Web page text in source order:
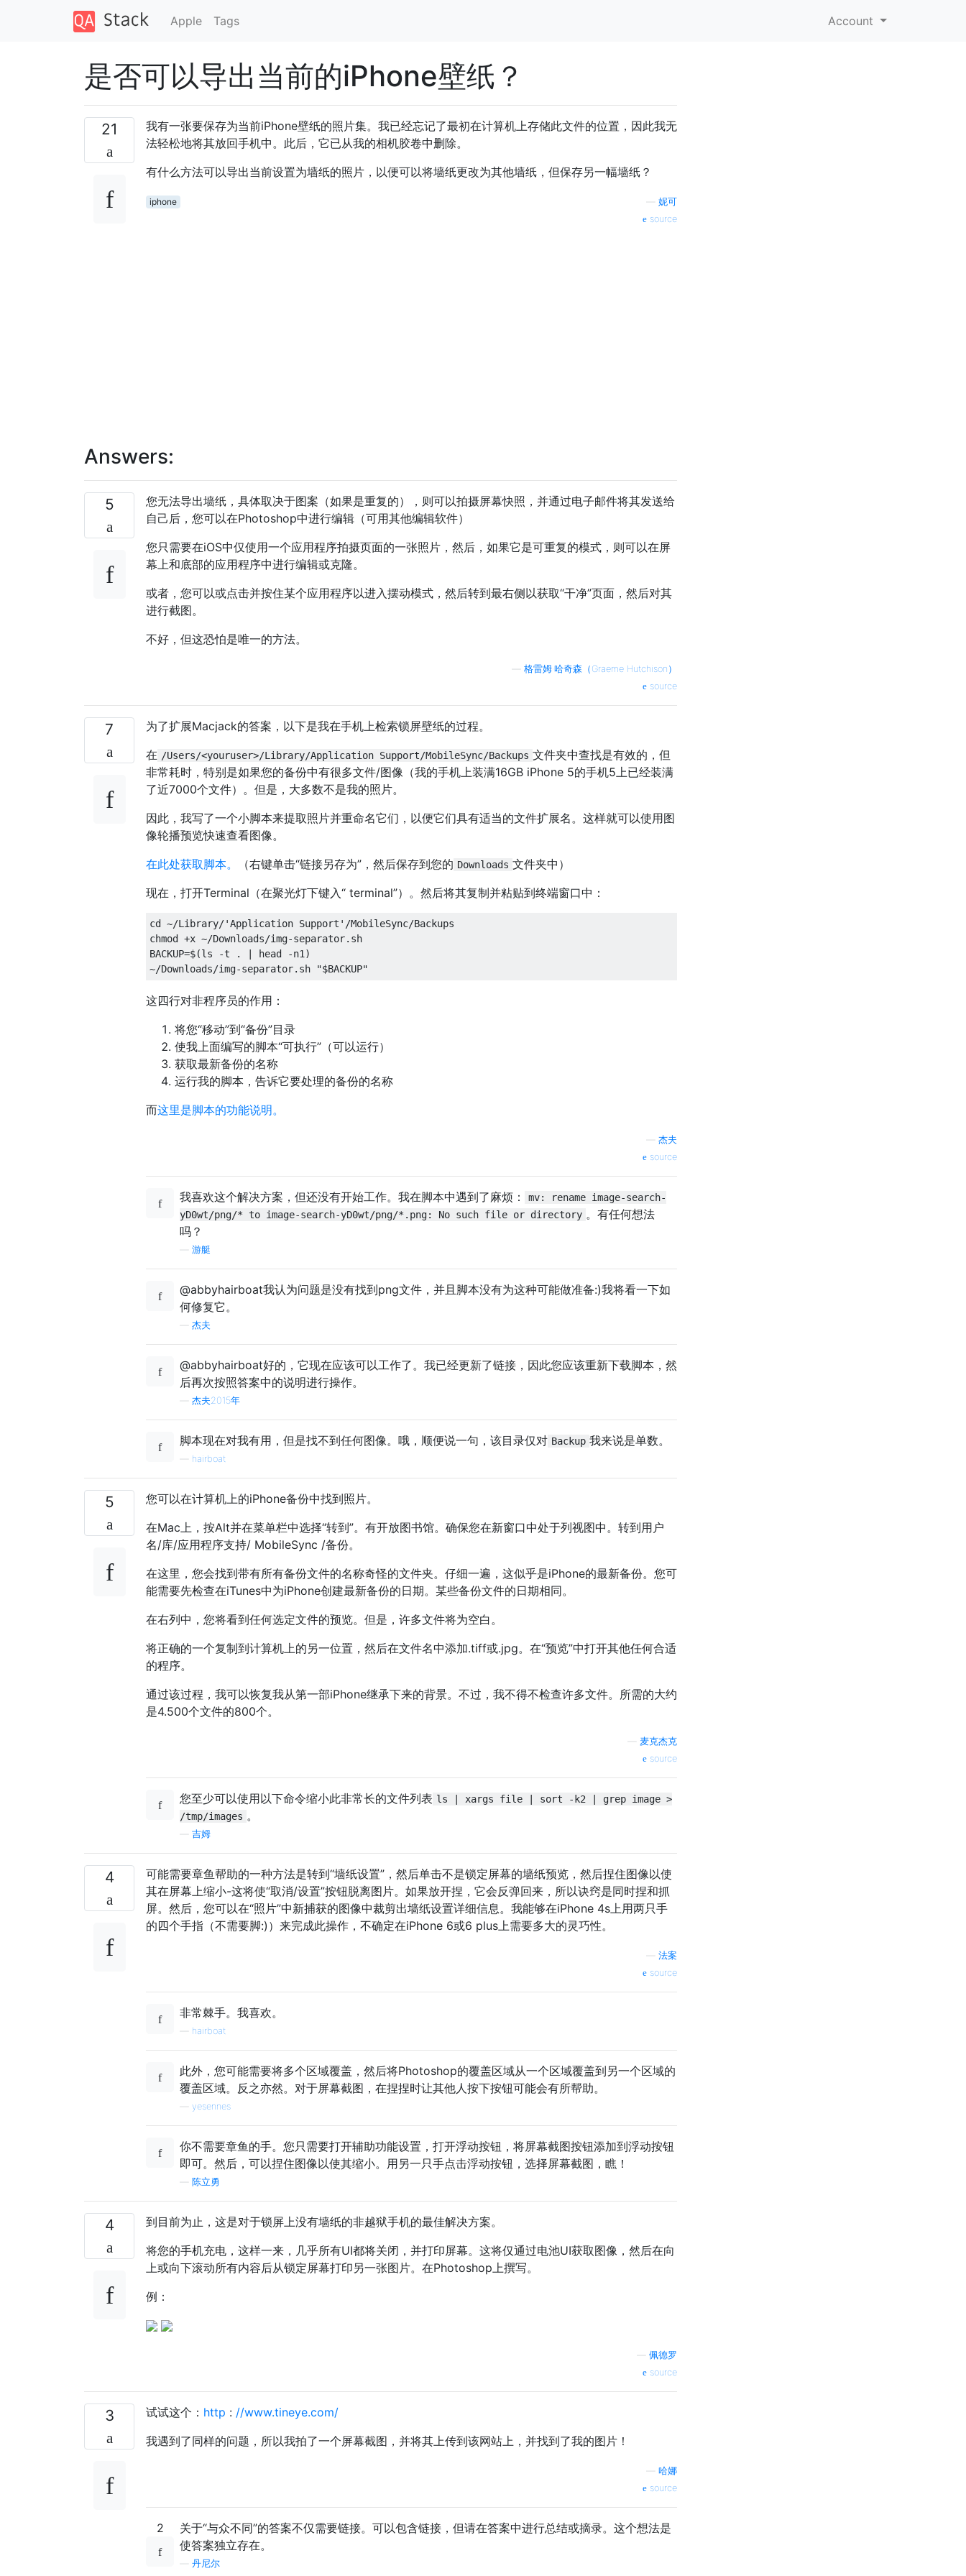
Apple Tags Account
是否可以导出当前的iPhone壁纸？
21
我有一张要保存为当前iPhone壁纸的照片集。我已经忘记了最初在计算机上存储此文件的位置，因此我无
法轻松地将其放回手机中。此后，它已从我的相机胶卷中删除。
有什么方法可以导出当前设置为墙纸的照片，以便可以将墙纸更改为其他墙纸，但保存另一幅墙纸？
iphone
妮可
source
Answers:
5
您无法导出墙纸，具体取决于图案（如果是重复的），则可以拍摄屏幕快照，并通过电子邮件将其发送给
自己后，您可以在Photoshop中进行编辑（可用其他编辑软件）
您只需要在iOS中仅使用一个应用程序拍摄页面的一张照片，然后，如果它是可重复的模式，则可以在屏
幕上和底部的应用程序中进行编辑或克隆。
或者，您可以或点击并按住某个应用程序以进入摆动模式，然后转到最右侧以获取“干净”页面，然后对其
进行截图。
不好，但这恐怕是唯一的方法。
格雷姆·哈奇森（Graeme Hutchison）
source
7
为了扩展Macjack的答案，以下是我在手机上检索锁屏壁纸的过程。
在 /Users/<youruser>/Library/Application Support/MobileSync/Backups 文件夹中查找是有效的，但
非常耗时，特别是如果您的备份中有很多文件/图像（我的手机上装满16GB iPhone 5的手机5上已经装满
了近7000个文件）。但是，大多数不是我的照片。
因此，我写了一个小脚本来提取照片并重命名它们，以便它们具有适当的文件扩展名。这样就可以使用图
像轮播预览快速查看图像。
在此处获取脚本。
（右键单击“链接另存为”，然后保存到您的 Downloads 文件夹中）
现在，打开Terminal（在聚光灯下键入“ terminal”）。然后将其复制并粘贴到终端窗口中：
cd ~/Library/'Application Support'/MobileSync/Backups
chmod +x ~/Downloads/img-separator.sh
BACKUP=$(ls -t . | head -n1)
这四行对非程序员的作用：
将您“移动”到“备份”目录
使我上面编写的脚本“可执行”（可以运行）
获取最新备份的名称
运行我的脚本，告诉它要处理的备份的名称
而这里是脚本的功能说明。
杰夫
source
我喜欢这个解决方案，但还没有开始工作。我在脚本中遇到了麻烦：
mv: rename image-search-
yD0wt/png/* to image-search-yD0wt/png/*.png: No such file or directory 。有任何想法
吗？
游艇
@abbyhairboat我认为问题是没有找到png文件，并且脚本没有为这种可能做准备:)我将看一下如
何修复它。
杰夫
@abbyhairboat好的，它现在应该可以工作了。我已经更新了链接，因此您应该重新下载脚本，然
后再次按照答案中的说明进行操作。
杰夫2015年
脚本现在对我有用，但是找不到任何图像。哦，顺便说一句，该目录仅对 Backup 我来说是单数。
hairboat
5
您可以在计算机上的iPhone备份中找到照片。
在Mac上，按Alt并在菜单栏中选择“转到”。有开放图书馆。确保您在新窗口中处于列视图中。转到用户
名/库/应用程序支持/ MobileSync /备份。
在这里，您会找到带有所有备份文件的名称奇怪的文件夹。仔细一遍，这似乎是iPhone的最新备份。您可
能需要先检查在iTunes中为iPhone创建最新备份的日期。某些备份文件的日期相同。
在右列中，您将看到任何选定文件的预览。但是，许多文件将为空白。
将正确的一个复制到计算机上的另一位置，然后在文件名中添加.tiff或.jpg。在“预览”中打开其他任何合适
的程序。
通过该过程，我可以恢复我从第一部iPhone继承下来的背景。不过，我不得不检查许多文件。所需的大约
是4.500个文件的800个。
麦克杰克
source
您至少可以使用以下命令缩小此非常长的文件列表 ls | xargs file | sort -k2 | grep image >
/tmp/images 。
吉姆
4
可能需要章鱼帮助的一种方法是转到“墙纸设置”，然后单击不是锁定屏幕的墙纸预览，然后捏住图像以使
其在屏幕上缩小-这将使“取消/设置”按钮脱离图片。如果放开捏，它会反弹回来，所以诀窍是同时捏和抓
屏。然后，您可以在“照片”中新捕获的图像中裁剪出墙纸设置详细信息。我能够在iPhone 4s上用两只手
的四个手指（不需要脚:)）来完成此操作，不确定在iPhone 6或6 plus上需要多大的灵巧性。
法案
source
非常棘手。我喜欢。
hairboat
此外，您可能需要将多个区域覆盖，然后将Photoshop的覆盖区域从一个区域覆盖到另一个区域的
覆盖区域。反之亦然。对于屏幕截图，在捏捏时让其他人按下按钮可能会有所帮助。
yesennes
你不需要章鱼的手。您只需要打开辅助功能设置，打开浮动按钮，将屏幕截图按钮添加到浮动按钮
即可。然后，可以捏住图像以使其缩小。用另一只手点击浮动按钮，选择屏幕截图，瞧！
陈立勇
4
到目前为止，这是对于锁屏上没有墙纸的非越狱手机的最佳解决方案。
将您的手机充电，这样一来，几乎所有UI都将关闭，并打印屏幕。这将仅通过电池UI获取图像，然后在向
上或向下滚动所有内容后从锁定屏幕打印另一张图片。在Photoshop上撰写。
例：
佩德罗
source
3 试试这个： http : //www.tineye.com/
我遇到了同样的问题，所以我拍了一个屏幕截图，并将其上传到该网站上，并找到了我的图片！
哈娜
source
2
关于“与众不同”的答案不仅需要链接。可以包含链接，但请在答案中进行总结或摘录。这个想法是
使答案独立存在。
丹尼尔